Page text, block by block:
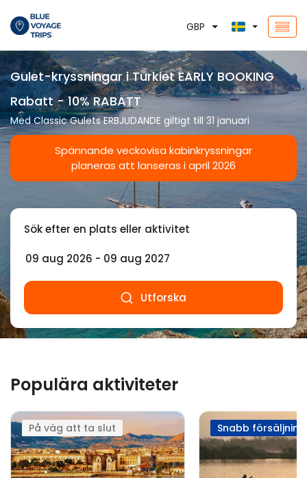
GBP
Gulet-kryssningar i Turkiet EARLY BOOKING
Rabatt - 10% RABATT
Med Classic Gulets ERBJUDANDE giltigt till 31 januari
Spännande veckovisa kabinkryssningar
planeras att lanseras i april 2026
Sök efter en plats eller aktivitet
Utforska
Populära aktiviteter
På väg att ta slut Snabb försäljning